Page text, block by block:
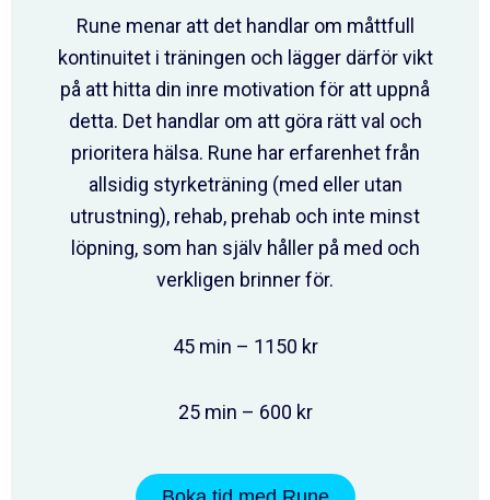
Rune menar att det handlar om måttfull
kontinuitet i träningen och lägger därför vikt
på att hitta din inre motivation för att uppnå
detta. Det handlar om att göra rätt val och
prioritera hälsa. Rune har erfarenhet från
allsidig styrketräning (med eller utan
utrustning), rehab, prehab och inte minst
löpning, som han själv håller på med och
verkligen brinner för.
45 min – 1150 kr
25 min – 600 kr